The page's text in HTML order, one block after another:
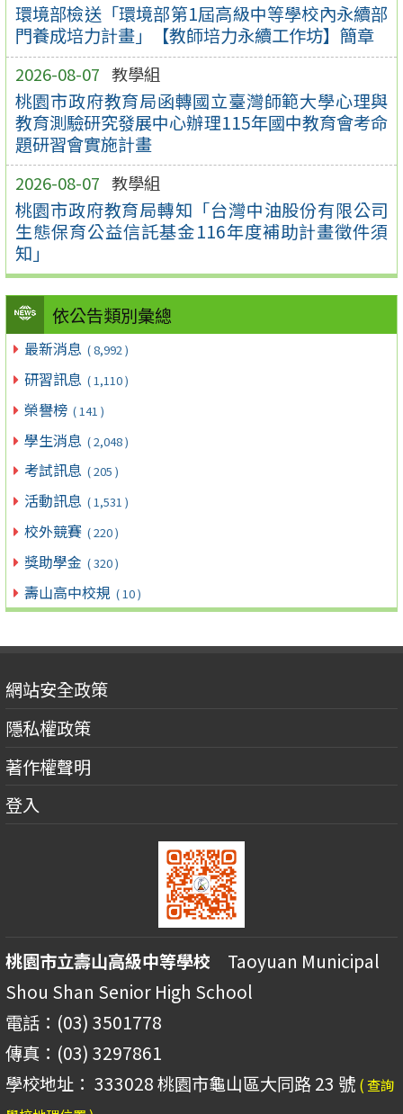
環境部檢送「環境部第1屆高級中等學校內永續部
門養成培力計畫」【教師培力永續工作坊】簡章
2026-08-07 教學組
桃園市政府教育局函轉國立臺灣師範大學心理與
教育測驗研究發展中心辦理115年國中教育會考命
題研習會實施計畫
2026-08-07 教學組
桃園市政府教育局轉知「台灣中油股份有限公司
生態保育公益信託基金116年度補助計畫徵件須
知」
依公告類別彙總
最新消息 ( 8,992 )
研習訊息 ( 1,110 )
榮譽榜 ( 141 )
學生消息 ( 2,048 )
考試訊息 ( 205 )
活動訊息 ( 1,531 )
校外競賽 ( 220 )
獎助學金 ( 320 )
壽山高中校規 ( 10 )
網站安全政策
隱私權政策
著作權聲明
登入
桃園市立壽山高級中等學校 Taoyuan Municipal
Shou Shan Senior High School
電話：(03) 3501778
傳真：(03) 3297861
學校地址： 333028 桃園市龜山區大同路 23 號 ( 查詢